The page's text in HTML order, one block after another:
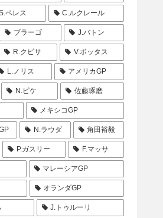
ペレス C.ルクレール
ブラーゴ J.バトン
R.クビサ V.ボッタス
L.ノリス アメリカGP
N.ピケ 佐藤琢磨
メキシコGP
N.ラウダ 角田裕毅
P.ガスリー F.マッサ
マレーシアGP
オランダGP
J.トゥルーリ